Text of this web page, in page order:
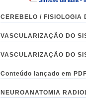
CEREBELO /
VASCULARIZAÇÃO DO
VASCULARIZAÇÃO DO
Conteúdo lançado em
NEUROANATOMIA